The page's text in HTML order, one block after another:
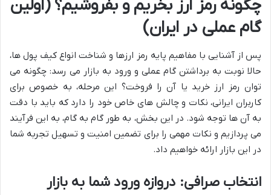
چگونه رمز ارز بخریم و بفروشیم؟ (اولین
گام عملی در ایران)
پس از آشنایی با مفاهیم پایه رمز ارزها و شناخت انواع کیف پول ها،
حالا نوبت به برداشتن گام عملی و ورود به بازار می رسد: چگونه می
توان رمز ارز خرید یا آن را فروخت؟ این مرحله، به خصوص برای
کاربران ایرانی، نکات و چالش های خاص خود را دارد که باید با دقت
به آن ها توجه شود. در این بخش، به طور گام به گام، به این فرآیند
می پردازیم و نکات مهمی را برای تضمین امنیت و تسهیل تجربه شما
در این بازار ارائه خواهیم داد.
انتخاب صرافی: دروازه ورود شما به بازار